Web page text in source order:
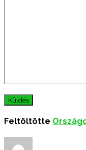
Feltöltötte